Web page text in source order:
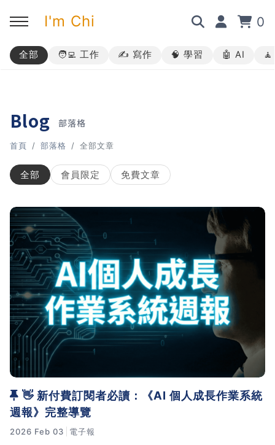
I'm Chi 0
回主選單
➡︎ 訂閱制方案
➡︎ 所有內容
回主選單
➡︎ 1 對 1 寫作教練
➡︎ 業配合作
回主選單
➡︎ 線上課程
➡︎ 講座活動
回主選單
所有主題
AI 職場應用｜ChatGPT 職場
應用入門
AI 職場應用｜ChatGPT 進階
使用思維
AI 職場應用｜上班族的 AI 學
習術
AI 職場應用｜NotebookLM
職場工作復盤術
職場思維與工作術｜時間管理
職場思維與工作術｜卡片盒筆
記法
全部 🧑‍💻 工作 ✍️ 寫作 🧠 學習 🤖 AI
Blog 部落格
首頁 部落格 全部文章
全部 會員限定 免費文章
👋 新付費訂閱者必讀：《AI 個人成長作業系統
週報》完整導覽
2026 Feb 03 電子報